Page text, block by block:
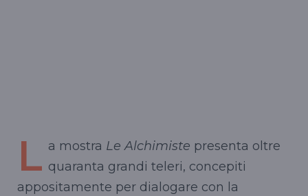
L a mostra Le Alchimiste presenta oltre
quaranta grandi teleri, concepiti
appositamente per dialogare con la